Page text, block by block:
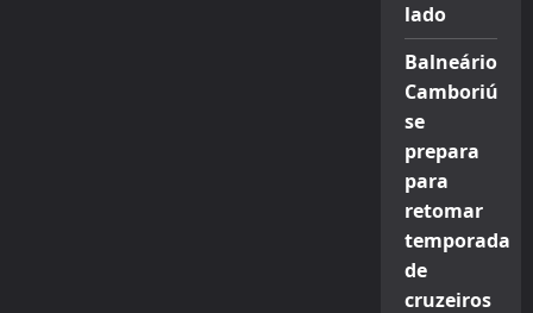
lado
Balneário
Camboriú
se
prepara
para
retomar
temporada
de
cruzeiros